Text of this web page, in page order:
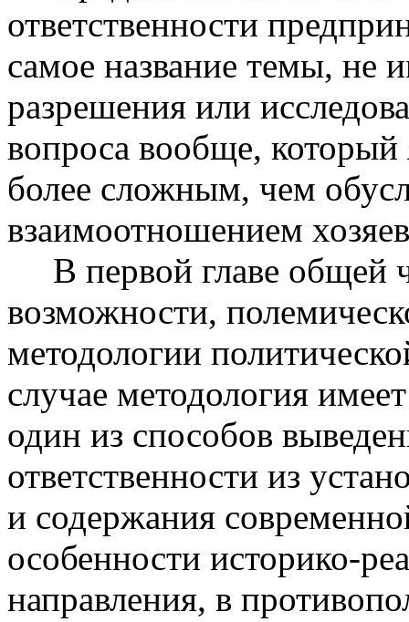
ответственности
самое название темы, не
разрешения или
вопроса вообще, который
более сложным, чем
взаимоотношением
В первой главе общей
возможности,
методологии
случае методология
один из способов
ответственности из
и содержания
особенности историко-
направления, в